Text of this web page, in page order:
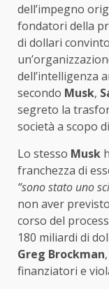
dell’impegno
fondatori della
di dollari
dell’intelligenza
secondo Musk,
segreto la
società a scopo
Lo stesso Musk
franchezza di
“sono stato uno
non aver
corso del
180 miliardi di
Greg Brockman
finanziatori e